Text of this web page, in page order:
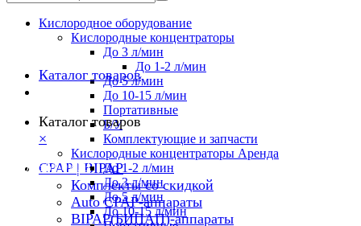
Кислородное оборудование
Кислородные концентраторы
До 3 л/мин
До 1-2 л/мин
До 5 л/мин
До 10-15 л/мин
Портативные
Б/У
Комплектующие и запчасти
Кислородные концентраторы Аренда
До 1-2 л/мин
До 3 л/мин
До 5 л/мин
До 10-15 л/мин
Каталог товаров
Каталог товаров
×
8 800 551 02 33
CPAP | BIPAP
Комплекты со скидкой
Auto CPAP-аппараты
BIPAP(БИПАП)-аппараты